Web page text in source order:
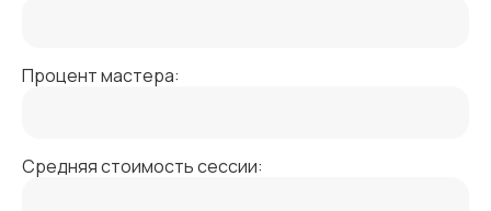
Процент мастера:
Средняя стоимость сессии: